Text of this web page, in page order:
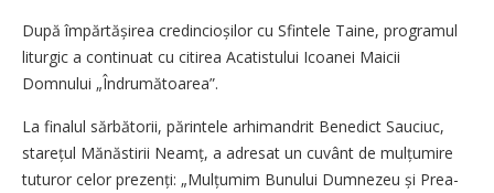
După împărtășirea credincioșilor cu Sfintele Taine, programul
liturgic a continuat cu citirea Acatistului Icoanei Maicii
Domnului „Îndrumătoarea”.
La finalul sărbătorii, părintele arhimandrit Benedict Sauciuc,
starețul Mănăstirii Neamț, a adresat un cuvânt de mulțumire
tuturor celor prezenți: „Mulțumim Bunului Dumnezeu și Prea­